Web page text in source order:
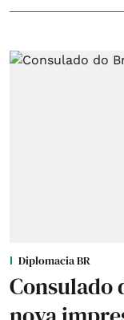
Diplomacia BR
Consulado